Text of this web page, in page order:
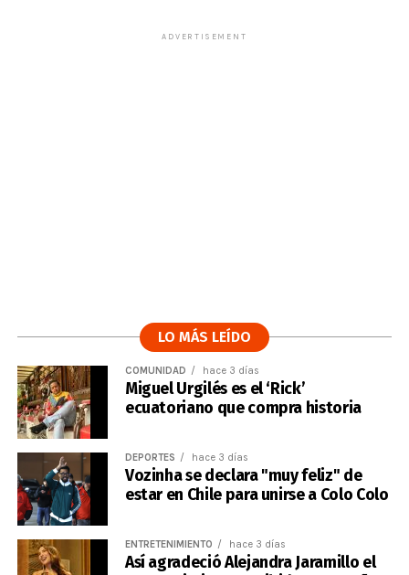
ADVERTISEMENT
LO MÁS LEÍDO
COMUNIDAD hace 3 días
Miguel Urgilés es el ‘Rick’
ecuatoriano que compra historia
DEPORTES hace 3 días
Vozinha se declara "muy feliz" de
estar en Chile para unirse a Colo Colo
ENTRETENIMIENTO hace 3 días
Así agradeció Alejandra Jaramillo el